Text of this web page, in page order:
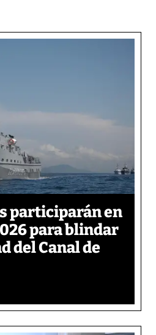
participarán en
para blindar
del Canal de